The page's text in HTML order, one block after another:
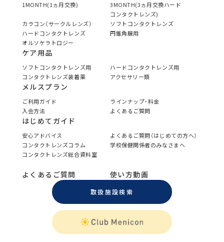
1MONTH(1ヵ月交換)
3MONTH(3ヵ月交換ハード
コンタクトレンズ)
カラコン（サークルレンズ）
ソフトコンタクトレンズ
ハードコンタクトレンズ
円錐角膜用
オルソケラトロジー
ケア用品
ソフトコンタクトレンズ用
ハードコンタクトレンズ用
コンタクトレンズ装着薬
アクセサリー類
メルスプラン
ご利用ガイド
ラインナップ・料金
入会方法
よくあるご質問
はじめてガイド
安心アドバイス
よくあるご質問（はじめての方へ）
コンタクトレンズコラム
学校保健関係者のみなさまへ
コンタクトレンズ総合資料室
よくあるご質問 使い方動画
取扱施設検索